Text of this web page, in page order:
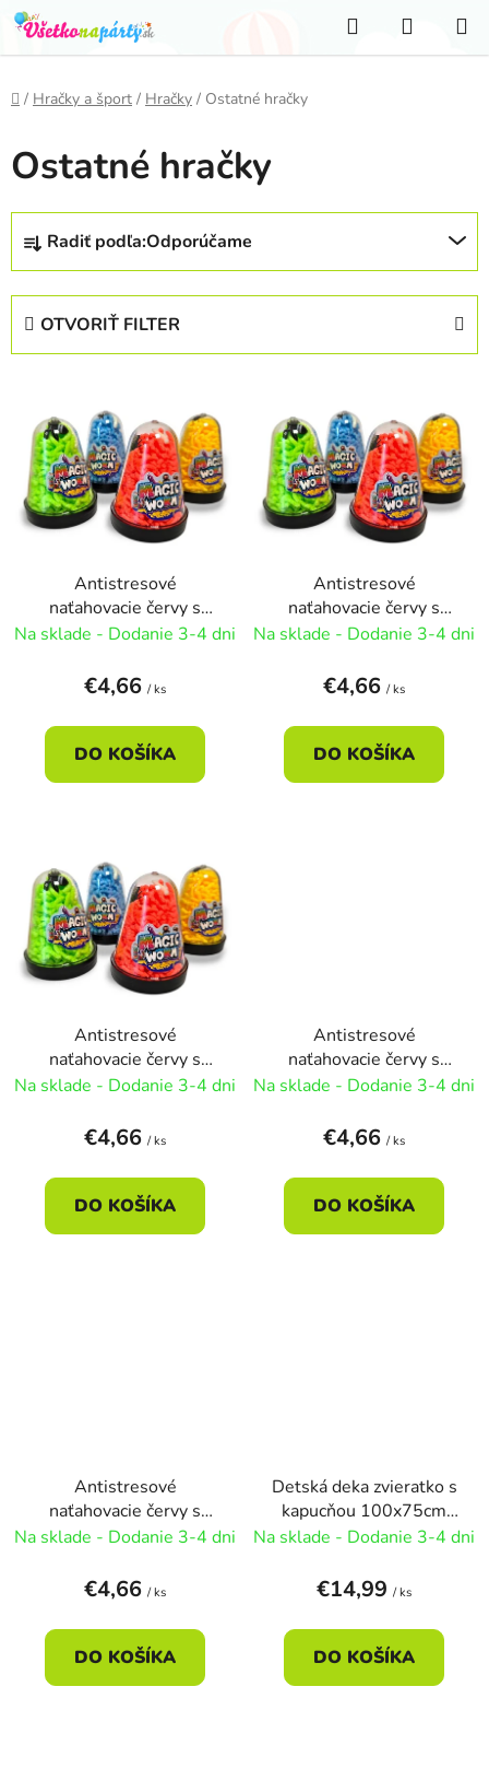
Prejsť
na
obsah
Hľadať
KOŠÍK
Domov
/ Hračky a šport / Hračky / Ostatné hračky
Ostatné hračky
R
d
d
u
o
v
Radiť podľa:Odporúčame
OTVORIŤ FILTER
s
p
d
u
Antistresové
naťahovacie červy s
hmyzom
Na sklade - Dodanie 3-4 dni
€4,66 / ks
DO KOŠÍKA
Antistresové
naťahovacie červy s
hmyzom
náhodná
Na sklade - Dodanie 3-4 dni
€4,66 / ks
DO KOŠÍKA
Antistresové
naťahovacie červy s
hmyzom
ružová
Na sklade - Dodanie 3-4 dni
€4,66 / ks
DO KOŠÍKA
Antistresové
naťahovacie červy s
hmyzom
zelená
Na sklade - Dodanie 3-4 dni
€4,66 / ks
DO KOŠÍKA
Antistresové
naťahovacie červy s
hmyzom
Na sklade - Dodanie 3-4 dni
€4,66 / ks
DO KOŠÍKA
Detská deka zvieratko s
kapucňou 100x75cm
3druhy - medveď
Na sklade - Dodanie 3-4 dni
€14,99 / ks
DO KOŠÍKA